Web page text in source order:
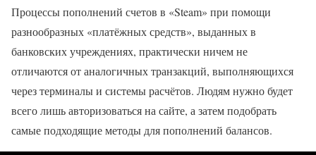
Процессы пополнений счетов в «Steam» при помощи
разнообразных «платёжных средств», выданных в
банковских учреждениях, практически ничем не
отличаются от аналогичных транзакций, выполняющихся
через терминалы и системы расчётов. Людям нужно будет
всего лишь авторизоваться на сайте, а затем подобрать
самые подходящие методы для пополнений балансов.